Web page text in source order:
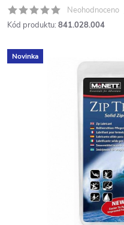
Neohodnoceno
Kód produktu: 841.028.004
Novinka